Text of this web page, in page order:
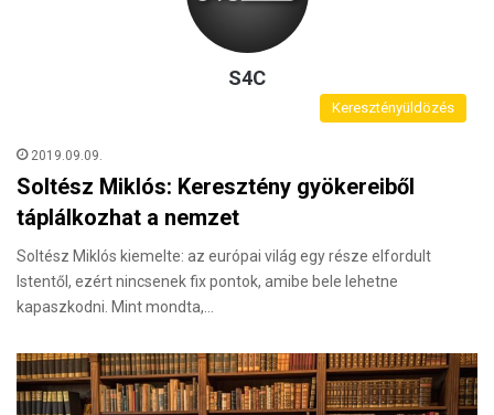
S4C
Keresztényüldözés
2019.09.09.
Soltész Miklós: Keresztény gyökereiből
táplálkozhat a nemzet
Soltész Miklós kiemelte: az európai világ egy része elfordult
Istentől, ezért nincsenek fix pontok, amibe bele lehetne
kapaszkodni. Mint mondta,…